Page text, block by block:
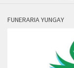
FUNERARIA YUNGAY